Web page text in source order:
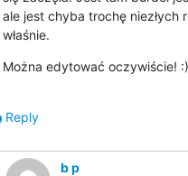
ale jest chyba trochę niezłych
właśnie.
Można edytować oczywiście! :)
Reply
b p